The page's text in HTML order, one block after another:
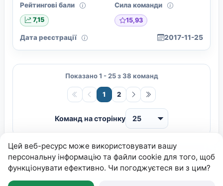
Цей веб-ресурс може використовувати вашу
персональну інформацію та файли cookie для того, щоб
функціонувати ефективно. Чи погоджуєтеся ви з цим?
Рейтингові бали
7,15
Сила команди
15,93
Дата реєстрації 2017-11-25
Показано 1 - 25 з 38 команд
1 2
Команд на сторінку